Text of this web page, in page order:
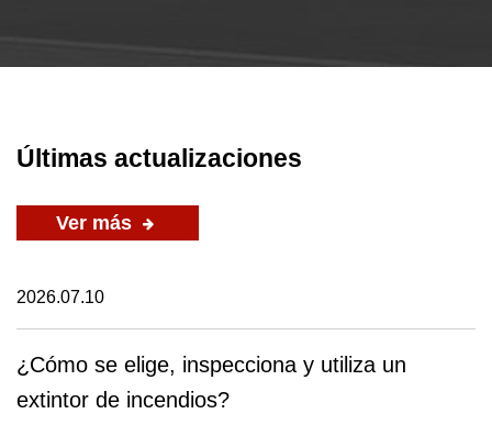
Últimas actualizaciones
Ver más
2026.07.10
¿Cómo se elige, inspecciona y utiliza un
extintor de incendios?